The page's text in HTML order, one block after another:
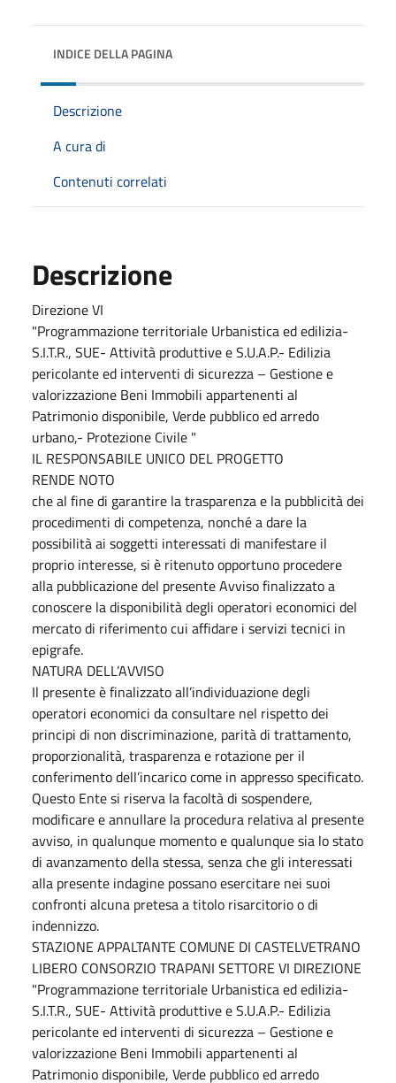
INDICE DELLA PAGINA
Descrizione
A cura di
Contenuti correlati
Descrizione
Direzione VI
"Programmazione territoriale Urbanistica ed edilizia-
S.I.T.R., SUE- Attività produttive e S.U.A.P.- Edilizia
pericolante ed interventi di sicurezza – Gestione e
valorizzazione Beni Immobili appartenenti al
Patrimonio disponibile, Verde pubblico ed arredo
urbano,- Protezione Civile "
IL RESPONSABILE UNICO DEL PROGETTO
RENDE NOTO
che al fine di garantire la trasparenza e la pubblicità dei
procedimenti di competenza, nonché a dare la
possibilità ai soggetti interessati di manifestare il
proprio interesse, si è ritenuto opportuno procedere
alla pubblicazione del presente Avviso finalizzato a
conoscere la disponibilità degli operatori economici del
mercato di riferimento cui affidare i servizi tecnici in
epigrafe.
NATURA DELL’AVVISO
Il presente è finalizzato all’individuazione degli
operatori economici da consultare nel rispetto dei
principi di non discriminazione, parità di trattamento,
proporzionalità, trasparenza e rotazione per il
conferimento dell’incarico come in appresso specificato.
Questo Ente si riserva la facoltà di sospendere,
modificare e annullare la procedura relativa al presente
avviso, in qualunque momento e qualunque sia lo stato
di avanzamento della stessa, senza che gli interessati
alla presente indagine possano esercitare nei suoi
confronti alcuna pretesa a titolo risarcitorio o di
indennizzo.
STAZIONE APPALTANTE COMUNE DI CASTELVETRANO
LIBERO CONSORZIO TRAPANI SETTORE VI DIREZIONE
"Programmazione territoriale Urbanistica ed edilizia-
S.I.T.R., SUE- Attività produttive e S.U.A.P.- Edilizia
pericolante ed interventi di sicurezza – Gestione e
valorizzazione Beni Immobili appartenenti al
Patrimonio disponibile, Verde pubblico ed arredo